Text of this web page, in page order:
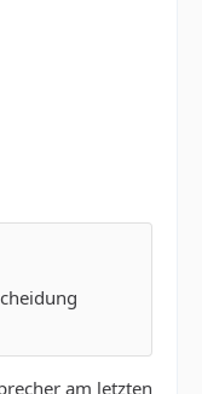
am letzten